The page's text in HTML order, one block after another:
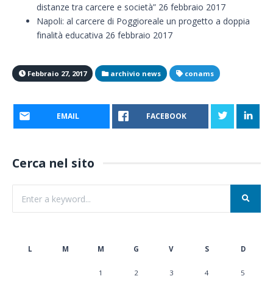
distanze tra carcere e società” 26 febbraio 2017
Napoli: al carcere di Poggioreale un progetto a doppia
finalità educativa 26 febbraio 2017
Febbraio 27, 2017 archivio news conams
EMAIL FACEBOOK
Cerca nel sito
L M M G V S D
1 2 3 4 5